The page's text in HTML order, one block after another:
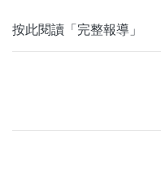
按此閱讀「完整報導」